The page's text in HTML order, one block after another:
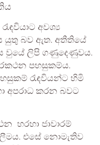
අවශ්‍ය
යුතු බව ඇත. අතීතියේ
වුයේ ලිපි ගණුදෙණුවය.
පහසුකම්ය.
රැඳවියන්ට හිමි
අපරාධ කරන බවට
හරහා ජාවාරම්
එසේ නොමැතිව